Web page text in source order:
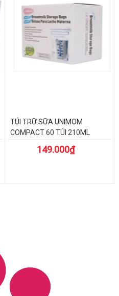
TÚI TRỮ SỮA UNIMOM
COMPACT 60 TÚI 210ML
149.000₫